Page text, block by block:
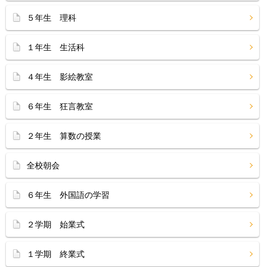
５年生 理科
１年生 生活科
４年生 影絵教室
６年生 狂言教室
２年生 算数の授業
全校朝会
６年生 外国語の学習
２学期 始業式
１学期 終業式